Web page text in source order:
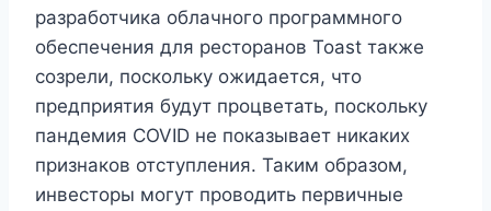
разработчика облачного программного
обеспечения для ресторанов Toast также
созрели, поскольку ожидается, что
предприятия будут процветать, поскольку
пандемия COVID не показывает никаких
признаков отступления. Таким образом,
инвесторы могут проводить первичные